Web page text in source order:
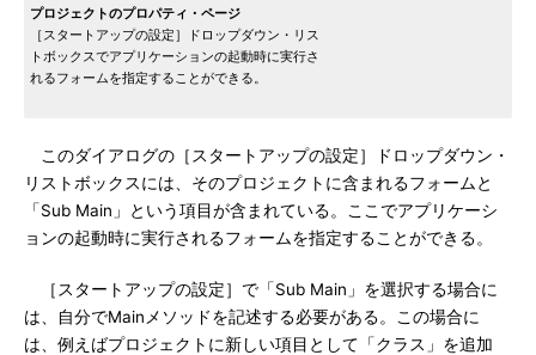
プロジェクトのプロパティ・ページ
［スタートアップの設定］ドロップダウン・リス
トボックスでアプリケーションの起動時に実行さ
れるフォームを指定することができる。
このダイアログの［スタートアップの設定］ドロップダウン・
リストボックスには、そのプロジェクトに含まれるフォームと
「Sub Main」という項目が含まれている。ここでアプリケーシ
ョンの起動時に実行されるフォームを指定することができる。
［スタートアップの設定］で「Sub Main」を選択する場合に
は、自分でMainメソッドを記述する必要がある。この場合に
は、例えばプロジェクトに新しい項目として「クラス」を追加